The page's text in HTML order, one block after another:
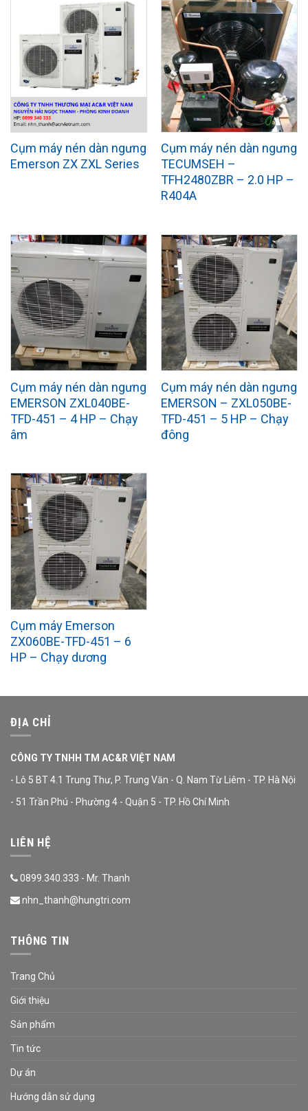
Cụm máy nén dàn ngưng
Emerson ZX ZXL Series
Cụm máy nén dàn ngưng
TECUMSEH –
TFH2480ZBR – 2.0 HP –
R404A
Cụm máy nén dàn ngưng
EMERSON ZXL040BE-
TFD-451 – 4 HP – Chạy
âm
Cụm máy nén dàn ngưng
EMERSON – ZXL050BE-
TFD-451 – 5 HP – Chạy
đông
Cụm máy Emerson
ZX060BE-TFD-451 – 6
HP – Chạy dương
ĐỊA CHỈ
CÔNG TY TNHH TM AC&R VIỆT NAM
- Lô 5 BT 4.1 Trung Thư, P. Trung Văn - Q. Nam Từ Liêm - TP. Hà Nội
- 51 Trần Phú - Phường 4 - Quận 5 - TP. Hồ Chí Minh
LIÊN HỆ
0899.340.333 - Mr. Thanh
nhn_thanh@hungtri.com
THÔNG TIN
Trang Chủ
Giới thiệu
Sản phẩm
Tin tức
Dự án
Hướng dẫn sử dụng